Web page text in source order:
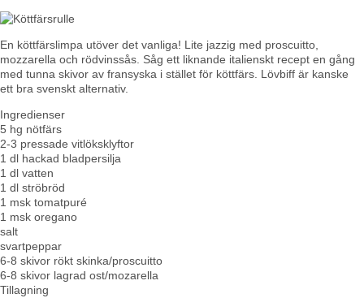
En köttfärslimpa utöver det vanliga! Lite jazzig med proscuitto,
mozzarella och rödvinssås. Såg ett liknande italienskt recept en gång
med tunna skivor av fransyska i stället för köttfärs. Lövbiff är kanske
ett bra svenskt alternativ.
Ingredienser
5 hg nötfärs
2-3 pressade vitlöksklyftor
1 dl hackad bladpersilja
1 dl vatten
1 dl ströbröd
1 msk tomatpuré
1 msk oregano
salt
svartpeppar
6-8 skivor rökt skinka/proscuitto
6-8 skivor lagrad ost/mozarella
Tillagning